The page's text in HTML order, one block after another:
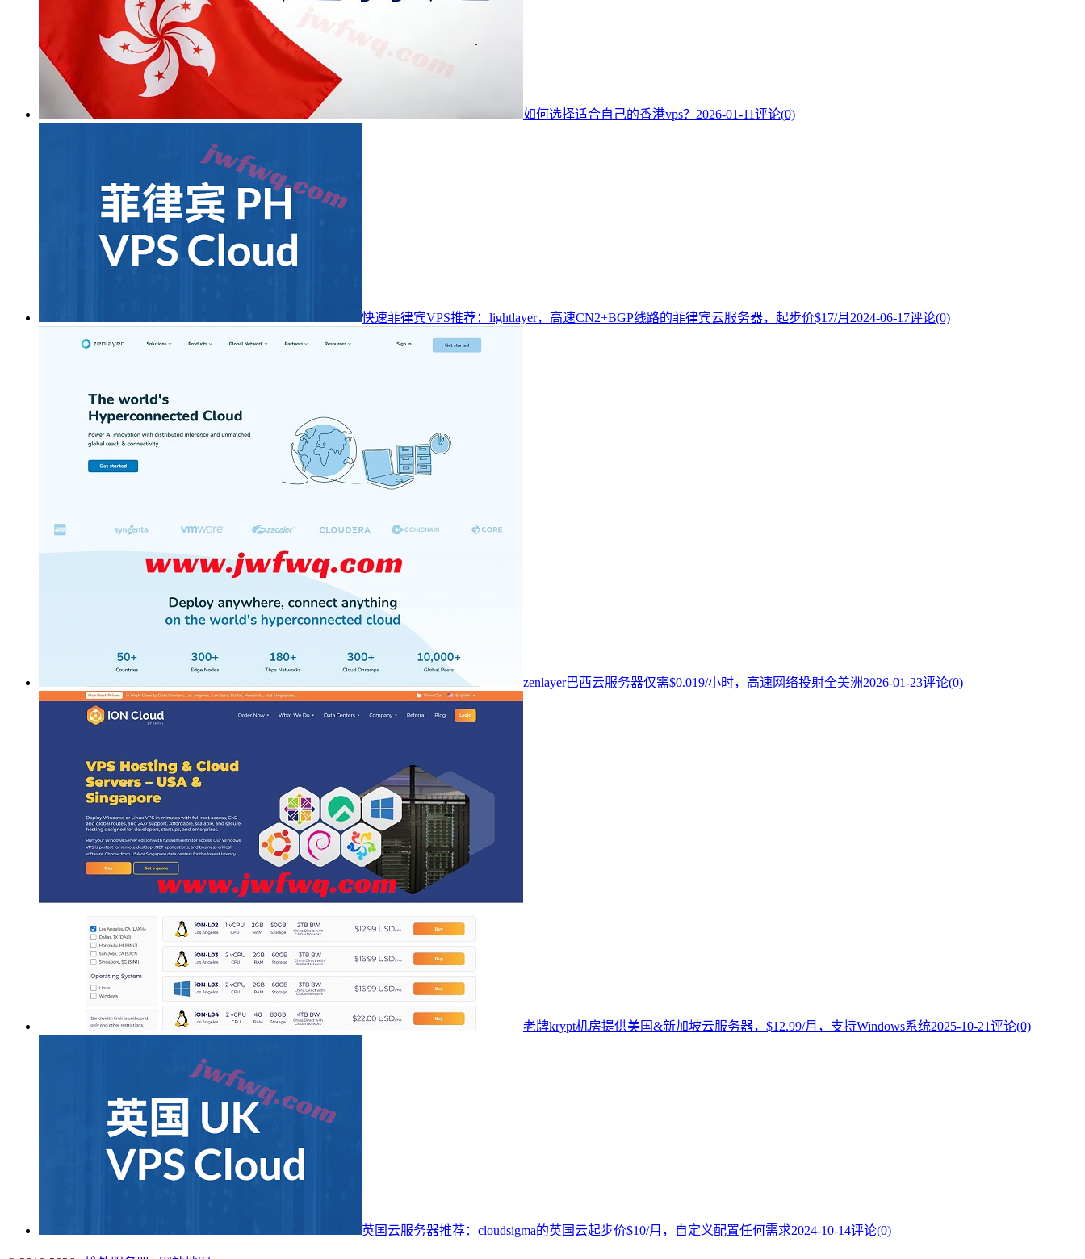
如何选择适合自己的香港vps？ 2026-01-11评论(0)
快速菲律宾VPS推荐：lightlayer，高速CN2+BGP线路的菲律宾云服务器，起步价$17/月 2024-06-17评论(0)
zenlayer巴西云服务器仅需$0.019/小时，高速网络投射全美洲2026-01-23评论(0)
老牌krypt机房提供美国&新加坡云服务器，$12.99/月，支持Windows系统2025-10-21评论(0)
英国云服务器推荐：cloudsigma的英国云起步价$10/月，自定义配置任何需求2024-10-14评论(0)